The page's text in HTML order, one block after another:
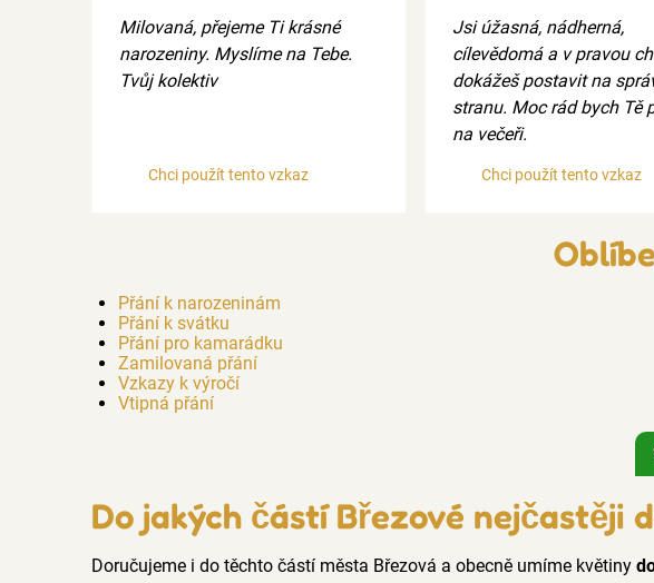
Milovaná, přejeme Ti krásné
narozeniny. Myslíme na Tebe.
Tvůj kolektiv
Chci použít tento vzkaz
Jsi úžasná, nádherná,
cílevědomá a v pravou
dokážeš postavit na
stranu. Moc rád bych Tě
na večeři.
Chci použít tento vzkaz
Přání k narozeninám
Přání k svátku
Přání pro kamarádku
Zamilovaná přání
Vzkazy k výročí
Vtipná přání
Do jakých částí Březové nejčastěji
Doručujeme i do těchto částí města Březová a obecně umíme květiny